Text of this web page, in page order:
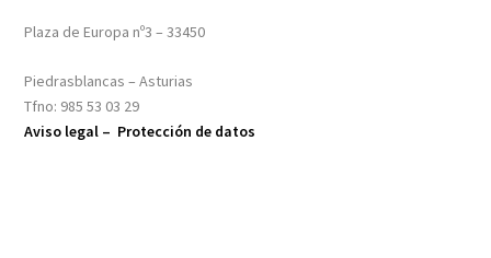
Plaza de Europa nº3 – 33450
Piedrasblancas – Asturias
Tfno: 985 53 03 29
Aviso legal – Protección de datos